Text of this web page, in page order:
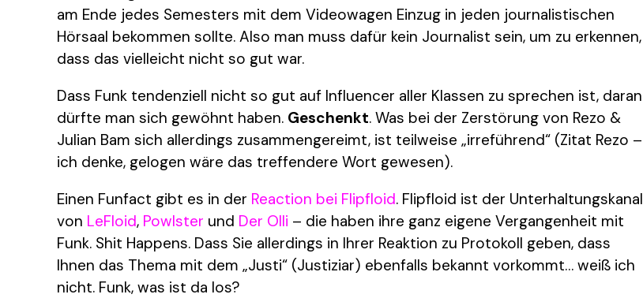
am Ende jedes Semesters mit dem Videowagen Einzug in jeden journalistischen
Hörsaal bekommen sollte. Also man muss dafür kein Journalist sein, um zu erkennen,
dass das vielleicht nicht so gut war.
Dass Funk tendenziell nicht so gut auf Influencer aller Klassen zu sprechen ist, daran
dürfte man sich gewöhnt haben. Geschenkt. Was bei der Zerstörung von Rezo &
Julian Bam sich allerdings zusammengereimt, ist teilweise „irreführend“ (Zitat Rezo –
ich denke, gelogen wäre das treffendere Wort gewesen).
Einen Funfact gibt es in der Reaction bei Flipfloid. Flipfloid ist der Unterhaltungskanal
von LeFloid, Powlster ​ und Der Olli – die haben ihre ganz eigene Vergangenheit mit
Funk. Shit Happens. Dass Sie allerdings in Ihrer Reaktion zu Protokoll geben, dass
Ihnen das Thema mit dem „Justi“ (Justiziar) ebenfalls bekannt vorkommt… weiß ich
nicht. Funk, was ist da los?